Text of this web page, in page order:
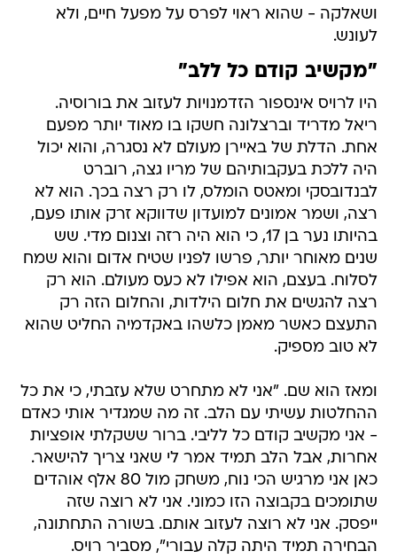
ושאלקה - שהוא ראוי לפרס על מפעל חיים, ולא
לעונש.
"מקשיב קודם כל ללב"
היו לרויס אינספור הזדמנויות לעזוב את בורוסיה.
ריאל מדריד וברצלונה חשקו בו מאוד יותר מפעם
אחת. הדלת של באיירן מעולם לא נסגרה, והוא יכול
היה ללכת בעקבותיהם של מריו גצה, רוברט
לבנדובסקי ומאטס הומלס, לו רק רצה בכך. הוא לא
רצה, ושמר אמונים למועדון שדווקא זרק אותו פעם,
בהיותו נער בן 17, כי הוא היה רזה וצנום מדי. שש
שנים מאוחר יותר, פרשו לפניו שטיח אדום והוא שמח
לסלוח. בעצם, הוא אפילו לא כעס מעולם. הוא רק
רצה להגשים את חלום הילדות, והחלום הזה רק
התעצם כאשר מאמן כלשהו באקדמיה החליט שהוא
לא טוב מספיק.
ומאז הוא שם. "אני לא מתחרט שלא עזבתי, כי את כל
ההחלטות עשיתי עם הלב. זה מה שמגדיר אותי כאדם
- אני מקשיב קודם כל לליבי. ברור ששקלתי אופציות
אחרות, אבל הלב תמיד אמר לי שאני צריך להישאר.
כאן אני מרגיש הכי נוח, משחק מול 80 אלף אוהדים
שתומכים בקבוצה הזו כמוני. אני לא רוצה שזה
ייפסק. אני לא רוצה לעזוב אותם. בשורה התחתונה,
הבחירה תמיד היתה קלה עבורי", מסביר רויס.